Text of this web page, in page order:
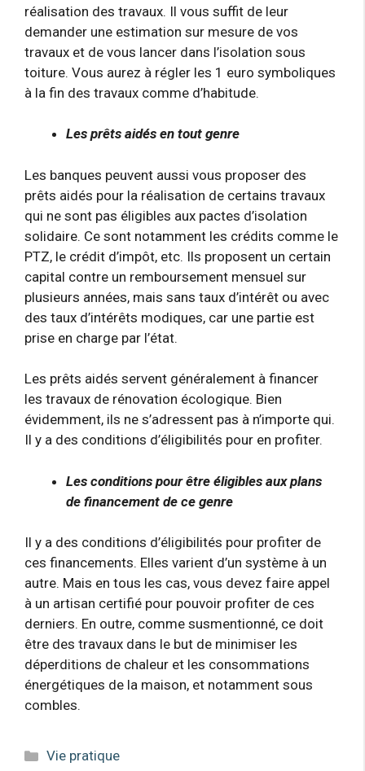
réalisation des travaux. Il vous suffit de leur
demander une estimation sur mesure de vos
travaux et de vous lancer dans l’isolation sous
toiture. Vous aurez à régler les 1 euro symboliques
à la fin des travaux comme d’habitude.
Les prêts aidés en tout genre
Les banques peuvent aussi vous proposer des
prêts aidés pour la réalisation de certains travaux
qui ne sont pas éligibles aux pactes d’isolation
solidaire. Ce sont notamment les crédits comme le
PTZ, le crédit d’impôt, etc. Ils proposent un certain
capital contre un remboursement mensuel sur
plusieurs années, mais sans taux d’intérêt ou avec
des taux d’intérêts modiques, car une partie est
prise en charge par l’état.
Les prêts aidés servent généralement à financer
les travaux de rénovation écologique. Bien
évidemment, ils ne s’adressent pas à n’importe qui.
Il y a des conditions d’éligibilités pour en profiter.
Les conditions pour être éligibles aux plans
de financement de ce genre
Il y a des conditions d’éligibilités pour profiter de
ces financements. Elles varient d’un système à un
autre. Mais en tous les cas, vous devez faire appel
à un artisan certifié pour pouvoir profiter de ces
derniers. En outre, comme susmentionné, ce doit
être des travaux dans le but de minimiser les
déperditions de chaleur et les consommations
énergétiques de la maison, et notamment sous
combles.
Catégories
Vie pratique